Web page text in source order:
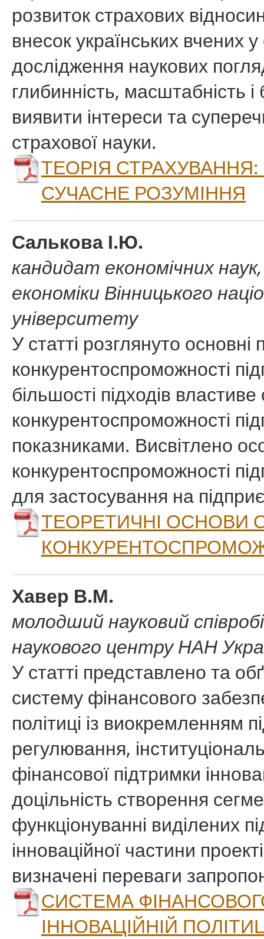
розвиток страхових
внесок українських вчених
дослідження наукових
глибинність, масштабність
виявити інтереси та
страхової науки.
ТЕОРІЯ
СУЧАСНЕ РОЗУМІННЯ
Салькова І.Ю.
кандидат економічних
економіки Вінницького
університету
У статті розглянуто
конкурентоспроможності
більшості підходів
конкурентоспроможності
показниками. Висвітлено
конкурентоспроможності
для застосування на
ТЕОРЕТИЧНІ ОСНОВИ
Хавер В.М.
молодший науковий
наукового центру НАН
У статті представлено та
систему фінансового
політиці із виокремленням
регулювання,
фінансової підтримки
доцільність створення
функціонуванні виділених
інноваційної частини
визначені переваги
СИСТЕМА
ІННОВАЦІЙНІЙ